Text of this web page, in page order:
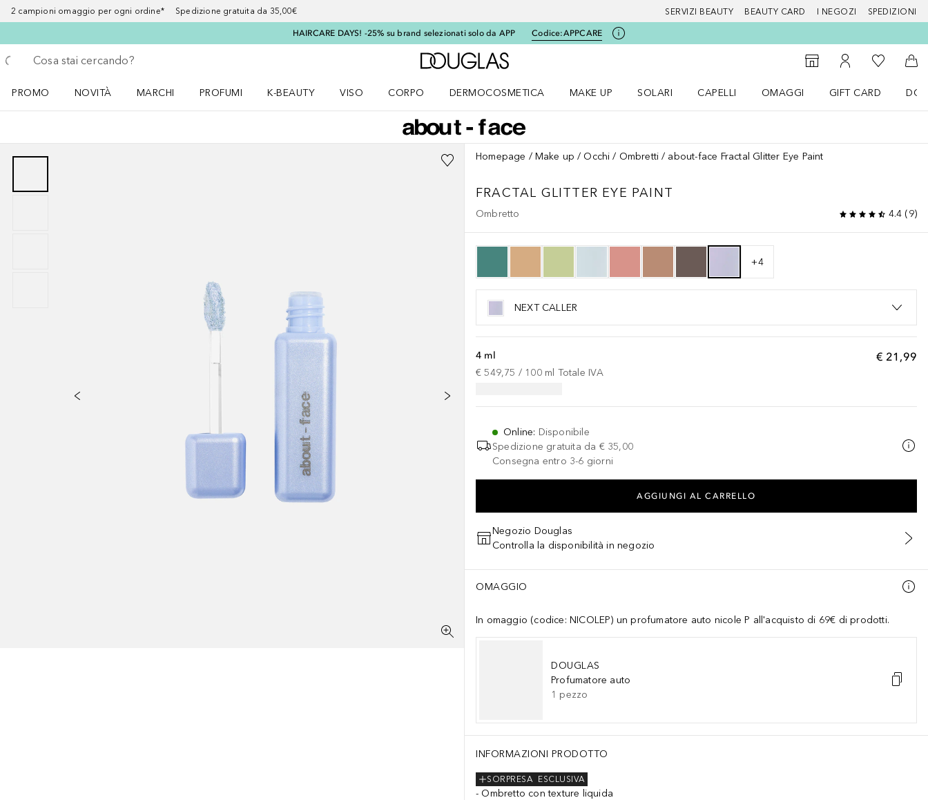
2 campioni omaggio per ogni ordine* Spedizione gratuita da 35,00€ SERVIZI BEAUTY BEAUTY CARD I NEGOZI SPEDIZIONI
HAIRCARE DAYS! -25% su brand selezionati solo da APP Codice:APPCARE
Torna indietro
Esegui ricerca
A Douglas Home
StorefinderAl Mio Account
Alla Mia
Al
PROMO
NOVITÀ
MARCHI
PROFUMI
K-BEAUTY
VISO
CORPO
DERMOCOSMETICA
MAKE UP
SOLARI
CAPELLI
OMAGGI
GIFT CARD
Homepage Make up Occhi Ombretti about-face Fractal Glitter Eye Paint
FRACTAL GLITTER EYE PAINT
Ombretto 4.4 (9)
+4
NEXT CALLER
€ 21,99
4 ml
€ 549,75 / 100 ml Totale IVA
Online: Disponibile
Spedizione gratuita da € 35,00
Consegna entro 3-6 giorni
AGGIUNGI AL CARRELLO
Negozio Douglas
Controlla la disponibilità in negozio
OMAGGIO
In omaggio (codice: NICOLEP) un profumatore auto nicole P all'acquisto di 69€ di prodotti.
DOUGLAS
Profumatore auto
1 pezzo
INFORMAZIONI PRODOTTO
ESCLUSIVA
SORPRESA
Ombretto con texture liquida